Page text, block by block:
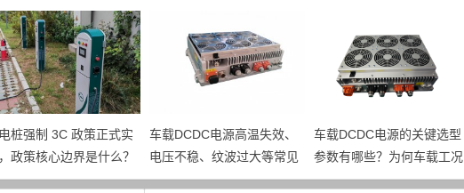
桩强制 3C 政策正式实
政策核心边界是什么？
产企业最直接的约束有
车载DCDC电源高温失效、
电压不稳、纹波过大等常见
故障，主要诱因是什么？如
车载DCDC电源的关键选型
参数有哪些？为何车载工况
需要预留充足的电气裕量？